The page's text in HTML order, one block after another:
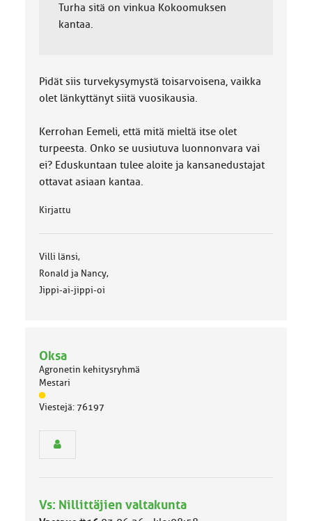
Turha sitä on vinkua Kokoomuksen
kantaa.
Pidät siis turvekysymystä toisarvoisena, vaikka
olet länkyttänyt siitä vuosikausia.
Kerrohan Eemeli, että mitä mieltä itse olet
turpeesta. Onko se uusiutuva luonnonvara vai
ei? Eduskuntaan tulee aloite ja kansanedustajat
ottavat asiaan kantaa.
Kirjattu
Villi länsi,
Ronald ja Nancy,
Jippi-ai-jippi-oi
Oksa
Agronetin kehitysryhmä
Mestari
J
ä
m
ä
Viestejä: 76197
Vs: Nillittäjien valtakunta